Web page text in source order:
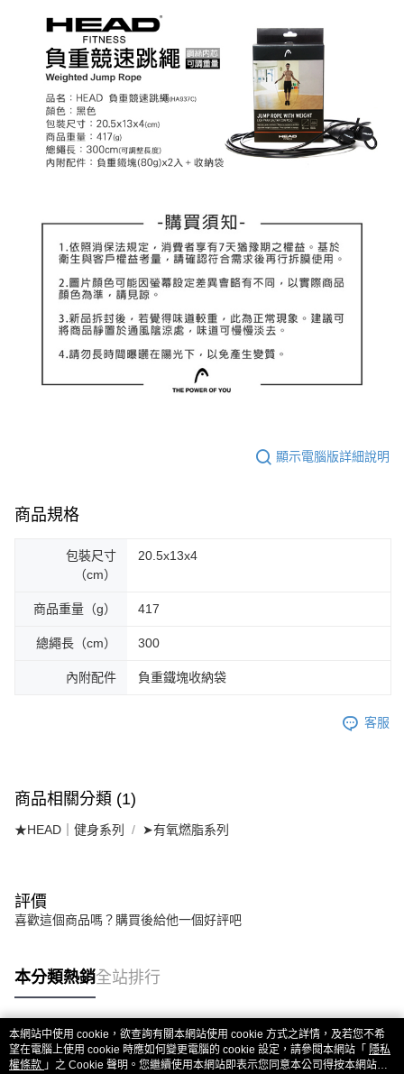
顯示電腦版詳細說明
商品規格
包裝尺寸
（cm）
20.5x13x4
商品重量（g） 417
總繩長（cm） 300
內附配件 負重鐵塊收納袋
客服
商品相關分類 (1)
★HEAD｜健身系列 ➤有氧燃脂系列
評價
喜歡這個商品嗎？購買後給他一個好評吧
本分類熱銷全站排行
熱門標籤
本網站中使用 cookie，欲查詢有關本網站使用 cookie 方式之詳情，及若您不希
望在電腦上使用 cookie 時應如何變更電腦的 cookie 設定，請參閱本網站「 隱私
權條款 」之 Cookie 聲明。您繼續使用本網站即表示您同意本公司得按本網站使